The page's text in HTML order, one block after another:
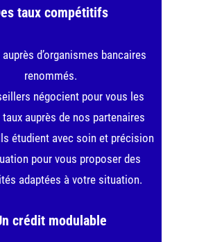
taux compétitifs
d’organismes bancaires
renommés.
négocient pour vous les
auprès de nos partenaires
étudient avec soin et précision
pour vous proposer des
adaptées à votre situation.
crédit modulable